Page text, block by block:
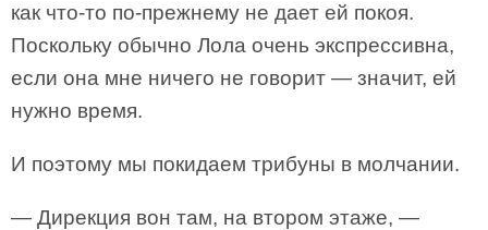
как что-то по-прежнему не дает ей покоя.
Поскольку обычно Лола очень экспрессивна,
если она мне ничего не говорит — значит, ей
нужно время.
И поэтому мы покидаем трибуны в молчании.
— Дирекция вон там, на втором этаже, —